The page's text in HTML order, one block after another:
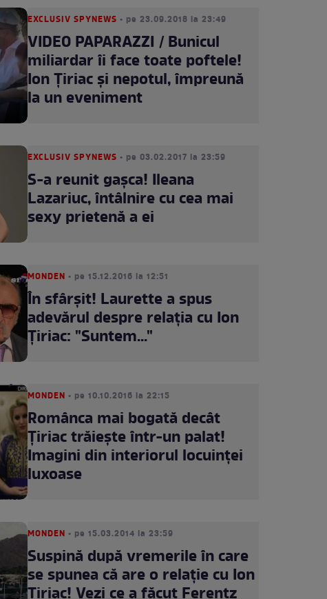
EXCLUSIV SPYNEWS • pe 23.09.2018 la 23:49
VIDEO PAPARAZZI / Bunicul
miliardar îi face toate poftele!
Ion Ţiriac şi nepotul, împreună
la un eveniment
EXCLUSIV SPYNEWS • pe 03.02.2017 la 23:59
S-a reunit gașca! Ileana
Lazariuc, întâlnire cu cea mai
sexy prietenă a ei
MONDEN • pe 15.12.2016 la 12:51
În sfârşit! Laurette a spus
adevărul despre relaţia cu Ion
Ţiriac: "Suntem..."
MONDEN • pe 10.10.2016 la 22:15
Românca mai bogată decât
Ţiriac trăieşte într-un palat!
Imagini din interiorul locuinţei
luxoase
MONDEN • pe 15.03.2014 la 23:59
Suspină după vremerile în care
se spunea că are o relaţie cu Ion